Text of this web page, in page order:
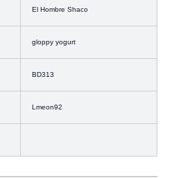
El Hombre Shaco
gloppy yogurt
BD313
Lmeon92